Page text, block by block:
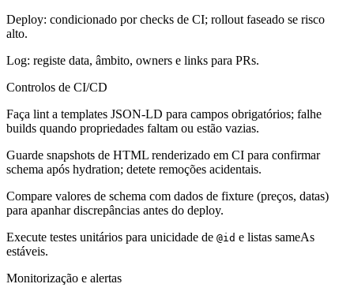
Deploy: condicionado por checks de CI; rollout faseado se risco
alto.
Log: registe data, âmbito, owners e links para PRs.
Controlos de CI/CD
Faça lint a templates JSON-LD para campos obrigatórios; falhe
builds quando propriedades faltam ou estão vazias.
Guarde snapshots de HTML renderizado em CI para confirmar
schema após hydration; detete remoções acidentais.
Compare valores de schema com dados de fixture (preços, datas)
para apanhar discrepâncias antes do deploy.
Execute testes unitários para unicidade de @id e listas sameAs
estáveis.
Monitorização e alertas